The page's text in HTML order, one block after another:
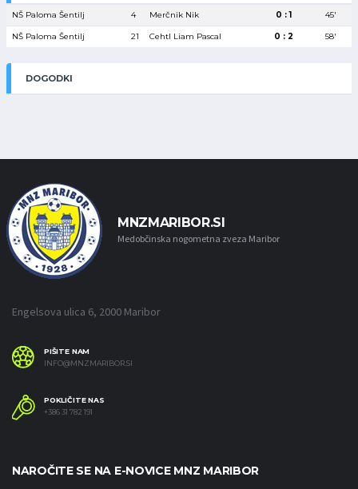
NŠ Paloma Šentilj 4 Merčnik Nik 0 : 1 45′
NŠ Paloma Šentilj 21 Cehtl Liam Pascal 0 : 2 58′
DOGODKI
MNZMARIBOR.SI
Medobčinska nogometna zveza Maribor
Engelsova ulica 6, 2000 Maribor
PIŠITE NAM
INFO@MNZMARIBOR.SI
POKLIČITE NAS
+386 31 782 191
NAROČITE SE NA E-NOVICE MNZ MARIBOR